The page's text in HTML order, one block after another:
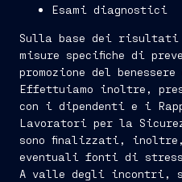
Esami diagnostici
Sulla base dei risultati
misure specifiche di
promozione del
Effettuiamo inoltre,
con i dipendenti e i
Lavoratori per la
sono finalizzati,
eventuali fonti di
A valle degli incontri,